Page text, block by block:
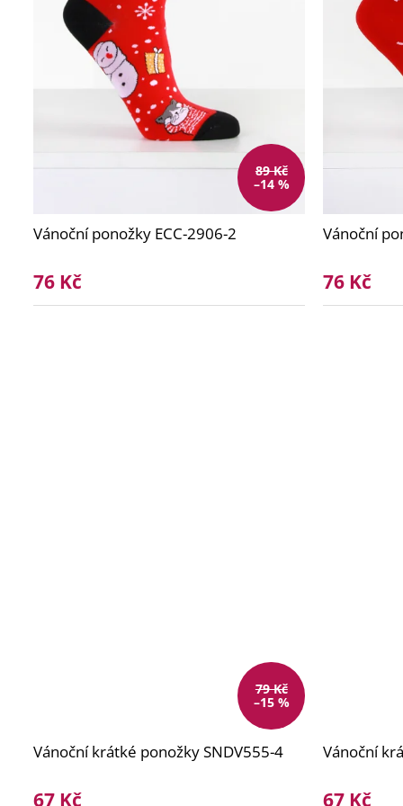
89 Kč
–14 %
Vánoční ponožky ECC-2906-2
76 Kč
Vánoční
76 Kč
79 Kč
–15 %
Vánoční krátké ponožky SNDV555-4
67 Kč
Vánoční
67 Kč